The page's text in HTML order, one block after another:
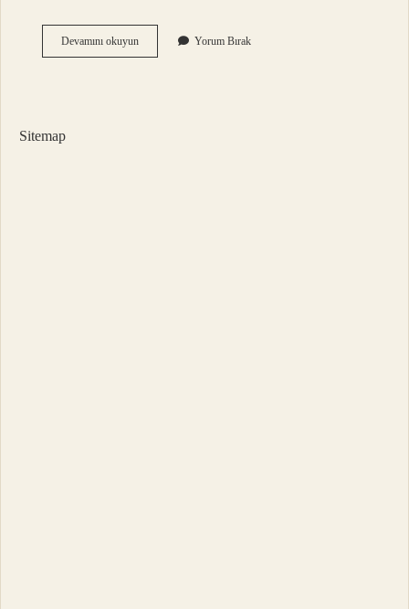
Devamını okuyunBahçede
Yetişen
Yorum Bırak
Sitemap